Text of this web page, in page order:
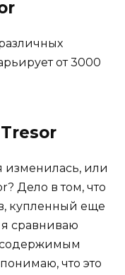
от 3000
изменилась, или
Дело в том, что
купленный еще
я сравниваю
содержимым
что это